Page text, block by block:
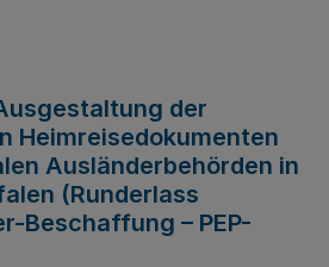
der
Heimreisedokumenten
Ausländerbehörden in
(Runderlass
Beschaffung – PEP-